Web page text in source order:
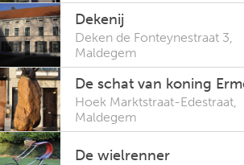
Dekenij
Deken de Fonteynestraat 3
Maldegem
De schat van koning
Hoek Marktstraat-Edestraat
Maldegem
De wielrenner